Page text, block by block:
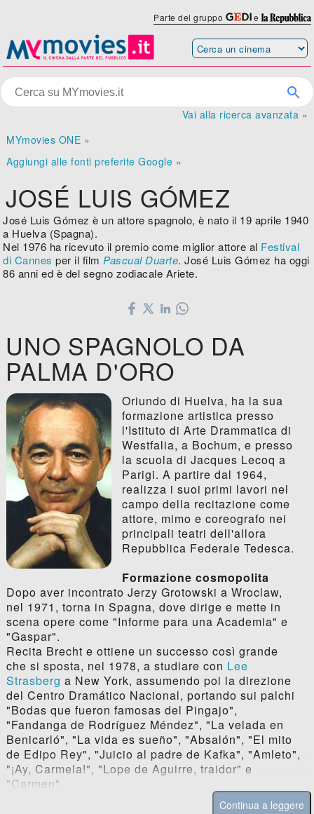
Parte del gruppo e
Vai alla ricerca avanzata »
MYmovies ONE »
Aggiungi alle fonti preferite Google »
JOSÉ LUIS GÓMEZ
José Luis Gómez è un attore spagnolo, è nato il 19 aprile 1940
a Huelva (Spagna).
Nel 1976 ha ricevuto il premio come miglior attore al Festival
di Cannes per il filmPascual Duarte. José Luis Gómez ha oggi
86 anni ed è del segno zodiacale Ariete.
UNO SPAGNOLO DA
PALMA D'ORO
Oriundo di Huelva, ha la sua
formazione artistica presso
l'Istituto di Arte Drammatica di
Westfalia, a Bochum, e presso
la scuola di Jacques Lecoq a
Parigi. A partire dal 1964,
realizza i suoi primi lavori nel
campo della recitazione come
attore, mimo e coreografo nei
principali teatri dell'allora
Repubblica Federale Tedesca.
Formazione cosmopolita
Dopo aver incontrato Jerzy Grotowski a Wroclaw,
nel 1971, torna in Spagna, dove dirige e mette in
scena opere come "Informe para una Academia" e
"Gaspar".
Recita Brecht e ottiene un successo così grande
che si sposta, nel 1978, a studiare con Lee
Strasberg a New York, assumendo poi la direzione
del Centro Dramático Nacional, portando sui palchi
"Bodas que fueron famosas del Pingajo",
"Fandanga de Rodríguez Méndez", "La velada en
Benicarló", "La vida es sueño", "Absalón", "El mito
de Edipo Rey", "Juicio al padre de Kafka", "Amleto",
"¡Ay, Carmela!", "Lope de Aguirre, traidor" e
"Carmen".
Continua a leggere